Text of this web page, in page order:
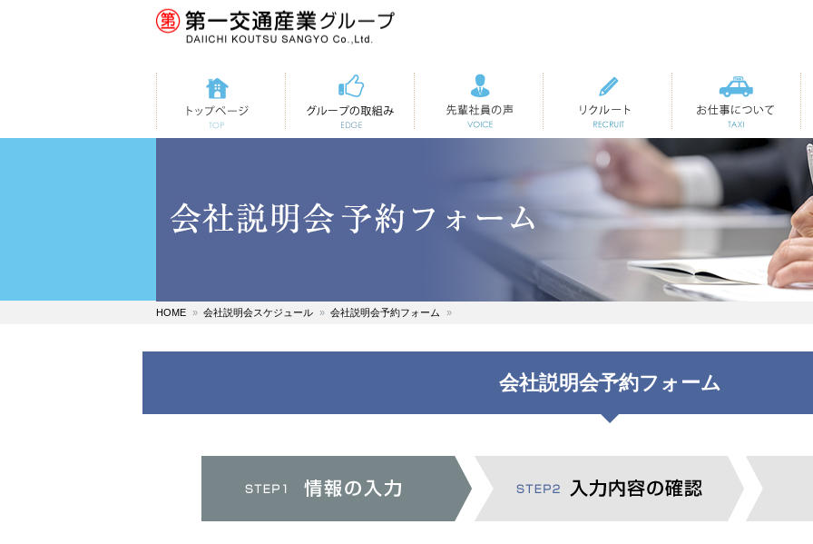
トップページ 第一交通の取組み 先輩社員の声 リクルート お仕事について
HOME 会社説明会スケジュール 会社説明会予約フォーム
会社説明会予約フォーム